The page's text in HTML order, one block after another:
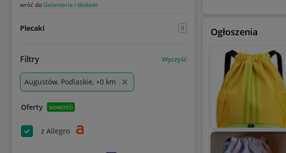
wróć doGalanteria i dodatki
Plecaki 9
Filtry Wyczyść
Augustów, Podlaskie, +0 km
Oferty NOWOŚĆ!
z Allegro
Ogłoszenia